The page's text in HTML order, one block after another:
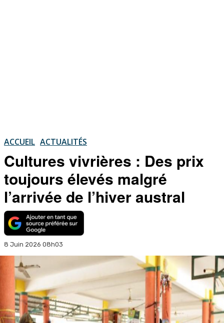
ACCUEIL ACTUALITÉS
Cultures vivrières : Des prix
toujours élevés malgré
l’arrivée de l’hiver austral
8 Juin 2026 08h03